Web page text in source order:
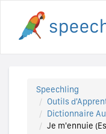
Speechling
Outils
Dictionnaire
Je m'ennuie